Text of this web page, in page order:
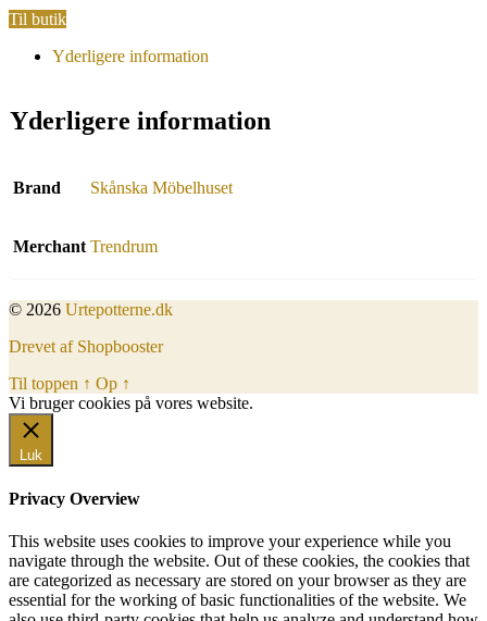
Til butik
Yderligere information
Yderligere information
Brand Skånska Möbelhuset
Merchant Trendrum
© 2026 Urtepotterne.dk
Drevet af Shopbooster
Til toppen ↑ Op ↑
Vi bruger cookies på vores website.
Luk
Privacy Overview
This website uses cookies to improve your experience while you
navigate through the website. Out of these cookies, the cookies that
are categorized as necessary are stored on your browser as they are
essential for the working of basic functionalities of the website. We